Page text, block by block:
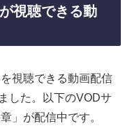
視聴できる動
視聴できる動画配信
した。以下のVODサ
」が配信中です。